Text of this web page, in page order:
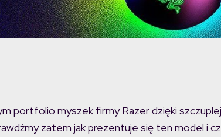
portfolio myszek firmy Razer dzięki
zatem jak prezentuje się ten model i